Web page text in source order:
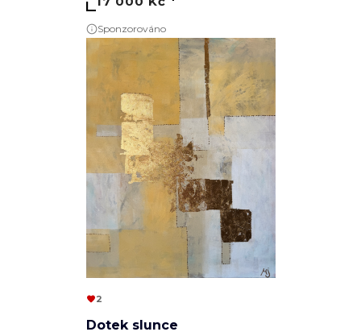
Sponzorováno
2
Dotek slunce